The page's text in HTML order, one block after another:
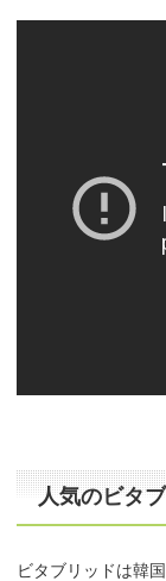
人気のビタ
ビタブリッドは韓